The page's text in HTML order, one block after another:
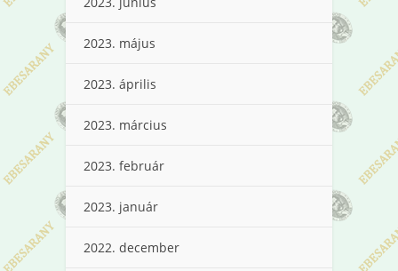
2023. május
2023. április
2023. március
2023. február
2023. január
2022. december